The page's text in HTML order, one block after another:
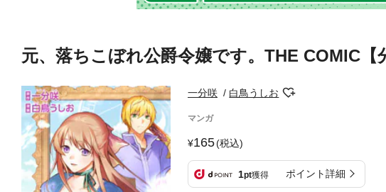
元、落ちこぼれ公爵令嬢です。THE COMIC【
一分咲 白鳥うしお
マンガ
165(税込)
1pt獲得 ポイント詳細